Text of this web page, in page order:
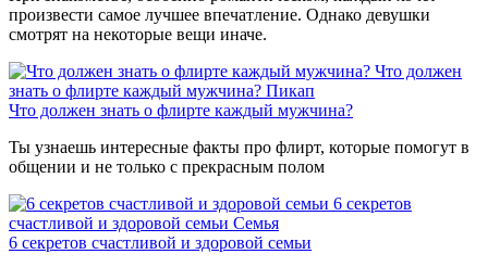
произвести самое лучшее впечатление. Однако девушки
смотрят на некоторые вещи иначе.
Что должен
знать о флирте каждый мужчина? Пикап
Что должен знать о флирте каждый мужчина?
Ты узнаешь интересные факты про флирт, которые помогут в
общении и не только с прекрасным полом
6 секретов
счастливой и здоровой семьи Семья
6 секретов счастливой и здоровой семьи